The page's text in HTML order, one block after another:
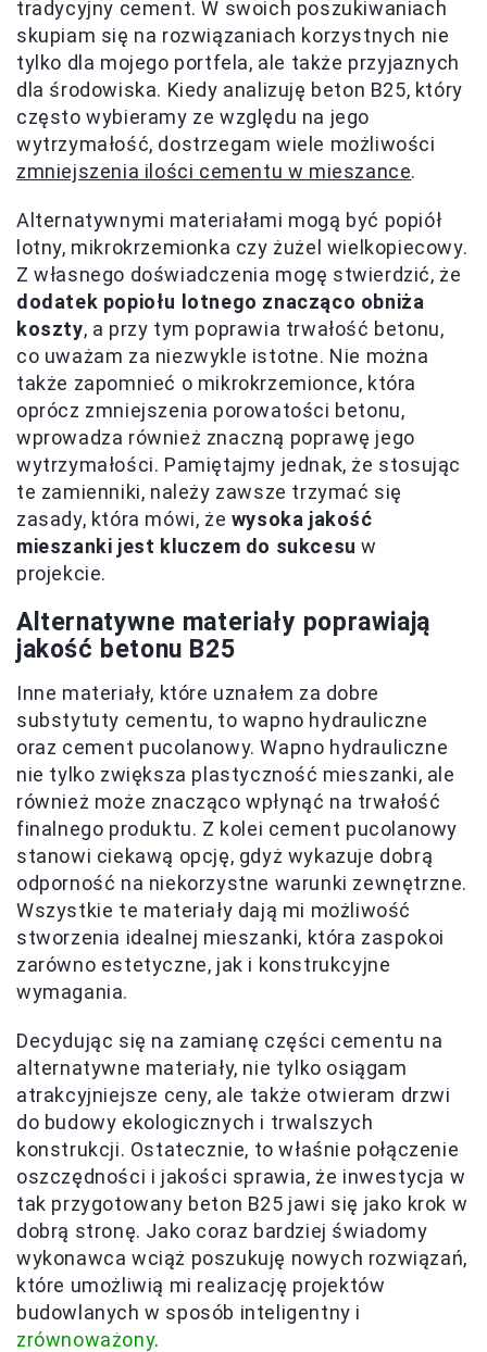
tradycyjny cement. W swoich poszukiwaniach
skupiam się na rozwiązaniach korzystnych nie
tylko dla mojego portfela, ale także przyjaznych
dla środowiska. Kiedy analizuję beton B25, który
często wybieramy ze względu na jego
wytrzymałość, dostrzegam wiele możliwości
zmniejszenia ilości cementu w mieszance.
Alternatywnymi materiałami mogą być popiół
lotny, mikrokrzemionka czy żużel wielkopiecowy.
Z własnego doświadczenia mogę stwierdzić, że
dodatek popiołu lotnego znacząco obniża
koszty, a przy tym poprawia trwałość betonu,
co uważam za niezwykle istotne. Nie można
także zapomnieć o mikrokrzemionce, która
oprócz zmniejszenia porowatości betonu,
wprowadza również znaczną poprawę jego
wytrzymałości. Pamiętajmy jednak, że stosując
te zamienniki, należy zawsze trzymać się
zasady, która mówi, że wysoka jakość
mieszanki jest kluczem do sukcesu w
projekcie.
Alternatywne materiały poprawiają
jakość betonu B25
Inne materiały, które uznałem za dobre
substytuty cementu, to wapno hydrauliczne
oraz cement pucolanowy. Wapno hydrauliczne
nie tylko zwiększa plastyczność mieszanki, ale
również może znacząco wpłynąć na trwałość
finalnego produktu. Z kolei cement pucolanowy
stanowi ciekawą opcję, gdyż wykazuje dobrą
odporność na niekorzystne warunki zewnętrzne.
Wszystkie te materiały dają mi możliwość
stworzenia idealnej mieszanki, która zaspokoi
zarówno estetyczne, jak i konstrukcyjne
wymagania.
Decydując się na zamianę części cementu na
alternatywne materiały, nie tylko osiągam
atrakcyjniejsze ceny, ale także otwieram drzwi
do budowy ekologicznych i trwalszych
konstrukcji. Ostatecznie, to właśnie połączenie
oszczędności i jakości sprawia, że inwestycja w
tak przygotowany beton B25 jawi się jako krok w
dobrą stronę. Jako coraz bardziej świadomy
wykonawca wciąż poszukuję nowych rozwiązań,
które umożliwią mi realizację projektów
budowlanych w sposób inteligentny i
zrównoważony.